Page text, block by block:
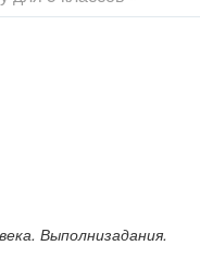
Выполнизадания.